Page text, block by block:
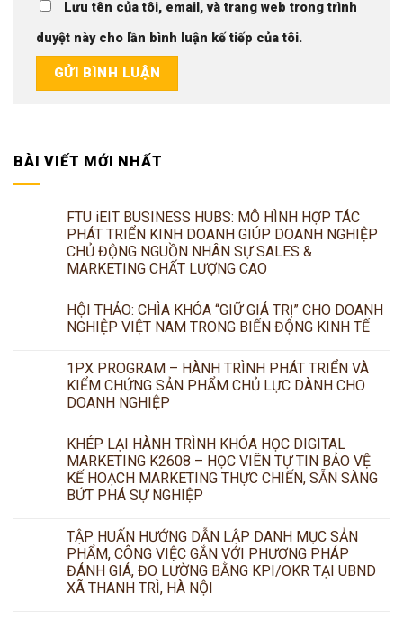
Lưu tên của tôi, email, và trang web trong trình
duyệt này cho lần bình luận kế tiếp của tôi.
BÀI VIẾT MỚI NHẤT
FTU iEIT BUSINESS HUBS: MÔ HÌNH HỢP TÁC
PHÁT TRIỂN KINH DOANH GIÚP DOANH NGHIỆP
CHỦ ĐỘNG NGUỒN NHÂN SỰ SALES &
MARKETING CHẤT LƯỢNG CAO
HỘI THẢO: CHÌA KHÓA “GIỮ GIÁ TRỊ” CHO DOANH
NGHIỆP VIỆT NAM TRONG BIẾN ĐỘNG KINH TẾ
1PX PROGRAM – HÀNH TRÌNH PHÁT TRIỂN VÀ
KIỂM CHỨNG SẢN PHẨM CHỦ LỰC DÀNH CHO
DOANH NGHIỆP
KHÉP LẠI HÀNH TRÌNH KHÓA HỌC DIGITAL
MARKETING K2608 – HỌC VIÊN TỰ TIN BẢO VỆ
KẾ HOẠCH MARKETING THỰC CHIẾN, SẴN SÀNG
BỨT PHÁ SỰ NGHIỆP
TẬP HUẤN HƯỚNG DẪN LẬP DANH MỤC SẢN
PHẨM, CÔNG VIỆC GẮN VỚI PHƯƠNG PHÁP
ĐÁNH GIÁ, ĐO LƯỜNG BẰNG KPI/OKR TẠI UBND
XÃ THANH TRÌ, HÀ NỘI